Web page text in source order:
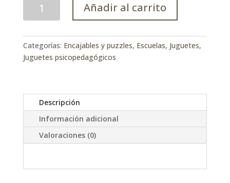
encajable
cantidad
Añadir al carrito
Categorías: Encajables y puzzles, Escuelas, Juguetes,
Juguetes psicopedagógicos
Descripción
Información adicional
Valoraciones (0)